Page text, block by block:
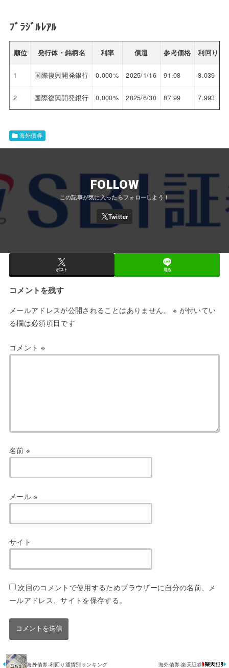
ﾌﾞﾗｼﾞﾙﾚｱﾙ
順位 発行体・銘柄名 利率 償還 参考価格 利回り
1 国際復興開発銀行 0.000% 2025/1/16 91.08 8.039
2 国際復興開発銀行 0.000% 2025/6/30 87.99 7.993
海外債券
FOLLOW
ポスト 送る
コメントを残す
メールアドレスが公開されることはありません。 ※ が付いてい
る欄は必須項目です
コメント ※
名前 ※
メール※
サイト
次回のコメントで使用するためブラウザーに自分の名前、メ
ールアドレス、サイトを保存する。
海外債券-利回り通貨別ランキング 海外債券-楽天証券